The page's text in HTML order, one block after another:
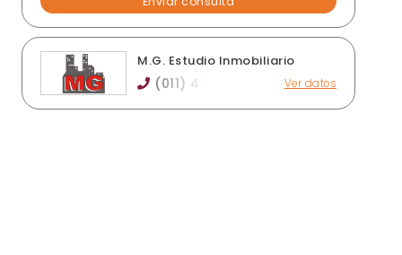
M.G. Estudio Inmobiliario
(011) 42 Ver datos
marielagrela@hotmail.com